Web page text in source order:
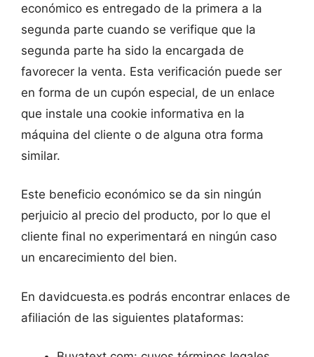
económico es entregado de la primera a la
segunda parte cuando se verifique que la
segunda parte ha sido la encargada de
favorecer la venta. Esta verificación puede ser
en forma de un cupón especial, de un enlace
que instale una cookie informativa en la
máquina del cliente o de alguna otra forma
similar.
Este beneficio económico se da sin ningún
perjuicio al precio del producto, por lo que el
cliente final no experimentará en ningún caso
un encarecimiento del bien.
En davidcuesta.es podrás encontrar enlaces de
afiliación de las siguientes plataformas: